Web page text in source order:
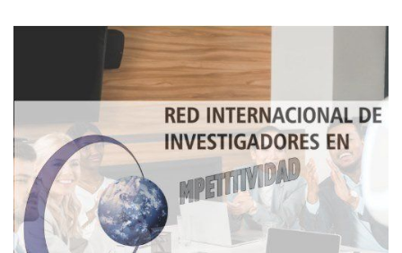
Imagen de portada